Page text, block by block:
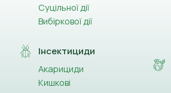
Суцільної дії
Вибіркової дії
Інсектициди
Акарициди
Кишкові